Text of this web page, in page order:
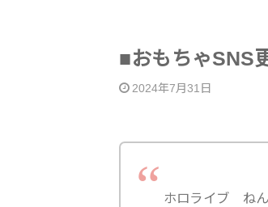
■おもちゃSNS
2024年7月31日
ホロライブ ね